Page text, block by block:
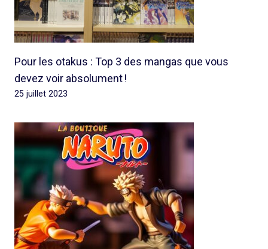
Pour les otakus : Top 3 des mangas que vous
devez voir absolument !
25 juillet 2023